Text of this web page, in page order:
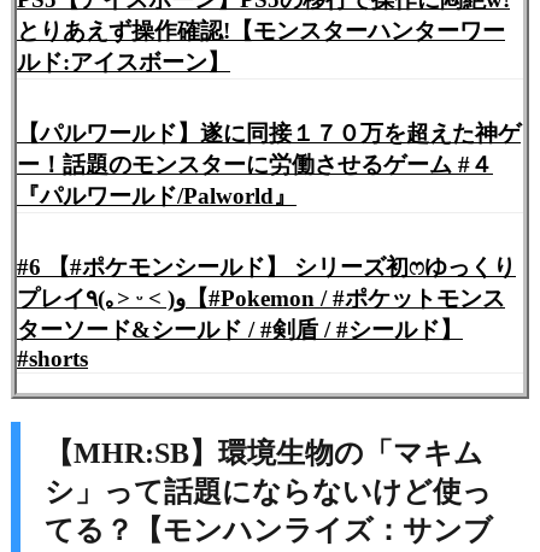
とりあえず操作確認!【モンスターハンターワー
ルド:アイスボーン】
【パルワールド】遂に同接１７０万を超えた神ゲ
ー！話題のモンスターに労働させるゲーム #４
『パルワールド/Palworld』
#6 【#ポケモンシールド】 シリーズ初ෆゆっくり
プレイ٩(｡˃ ᵕ ˂ )و【#Pokemon / #ポケットモンス
ターソード&シールド / #剣盾 / #シールド】
#shorts
【MHR:SB】環境生物の「マキム
シ」って話題にならないけど使っ
てる？【モンハンライズ：サンブ